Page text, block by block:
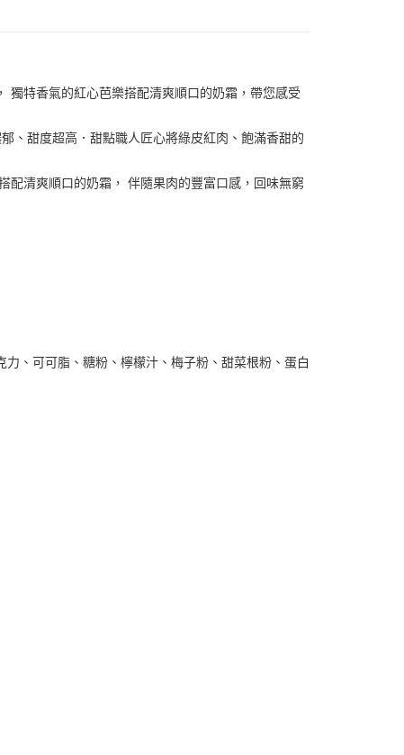
獨特香氣的紅心芭樂搭配清爽順口的奶霜，帶您感受
、甜度超高．甜點職人匠心將綠皮紅肉、飽滿香甜的
配清爽順口的奶霜， 伴隨果肉的豐富口感，回味無窮
、可可脂、糖粉、檸檬汁、梅子粉、甜菜根粉、蛋白